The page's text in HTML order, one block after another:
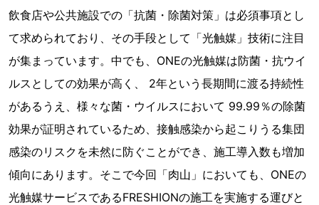
飲食店や公共施設での「抗菌・除菌対策」は必須事項とし
て求められており、その手段として「光触媒」技術に注目
が集まっています。中でも、ONEの光触媒は防菌・抗ウイ
ルスとしての効果が高く、 2年という長期間に渡る持続性
があるうえ、様々な菌・ウイルスにおいて 99.99％の除菌
効果が証明されているため、接触感染から起こりうる集団
感染のリスクを未然に防ぐことができ、施工導入数も増加
傾向にあります。そこで今回「肉山」においても、ONEの
光触媒サービスであるFRESHIONの施工を実施する運びと